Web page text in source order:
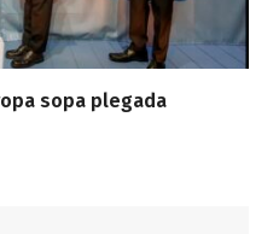
sopa plegada